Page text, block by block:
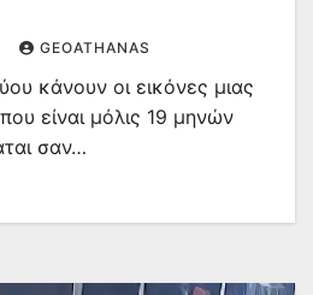
GEOATHANAS
κάνουν οι εικόνες μιας
είναι μόλις 19 μηνών
σαν…